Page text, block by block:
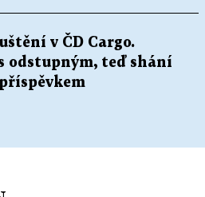
v ČD Cargo.
odstupným, teď shání